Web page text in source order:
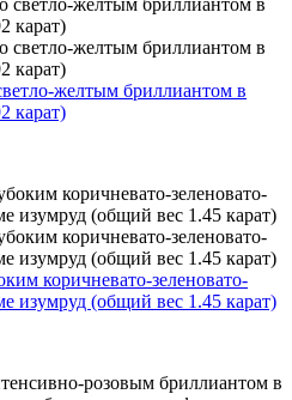
желтым бриллиантом в
карат)
коричневато-зеленовато-
изумруд (общий вес 1.45 карат)